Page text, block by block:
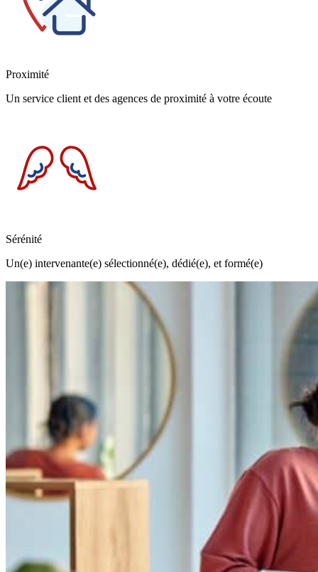
Proximité
Un service client et des agences de proximité à votre écoute
Sérénité
Un(e) intervenante(e) sélectionné(e), dédié(e), et formé(e)